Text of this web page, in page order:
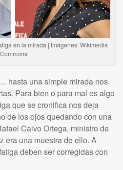
en la mirada | Imágenes: Wikimedia
Commons
hasta una simple mirada nos
Para bien o para mal es algo
que se cronifica nos deja
de los ojos quedando con una
Calvo Ortega, ministro de
era una muestra de ello. A
deben ser corregidas con